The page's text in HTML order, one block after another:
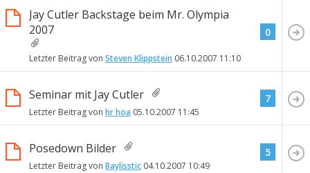
Jay Cutler Backstage beim Mr. Olympia
2007
Letzter Beitrag von Steven Klippstein 06.10.2007 11:10
0
Seminar mit Jay Cutler
Letzter Beitrag von hr hoa 05.10.2007 11:45
7
Posedown Bilder
Letzter Beitrag von Baylisstic 04.10.2007 10:49
5